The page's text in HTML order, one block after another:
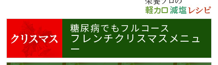
糖尿病でもフルコース
フレンチクリスマスメニュ
ー